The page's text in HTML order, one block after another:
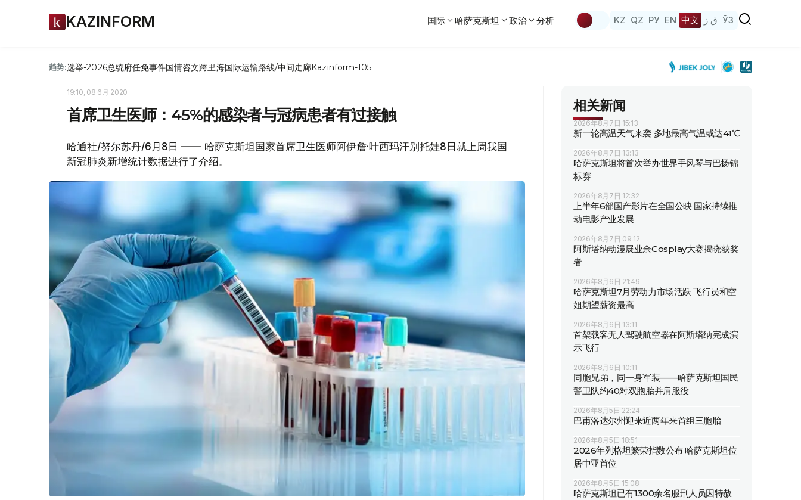
KAZINFORM 国际 哈萨克斯坦 政治 分析 KZ QZ РУ EN 中文 ق ز ЎЗ
趋势:选举-2026总统府任免事件国情咨文跨里海国际运输路线/中间走廊Kazinform-105
19:10, 08 6月 2020
首席卫生医师：45%的感染者与冠病患者有过接触
哈通社/努尔苏丹/6月8日 —— 哈萨克斯坦国家首席卫生医师阿伊詹·叶西玛汗别托娃8日就上周我国
新冠肺炎新增统计数据进行了介绍。
相关新闻
2026年8月7日 15:13
新一轮高温天气来袭 多地最高气温或达41℃
2026年8月7日 13:13
哈萨克斯坦将首次举办世界手风琴与巴扬锦
标赛
2026年8月7日 12:32
上半年6部国产影片在全国公映 国家持续推
动电影产业发展
2026年8月7日 09:12
阿斯塔纳动漫展业余Cosplay大赛揭晓获奖
者
2026年8月6日 21:49
哈萨克斯坦7月劳动力市场活跃 飞行员和空
姐期望薪资最高
2026年8月6日 13:11
首架载客无人驾驶航空器在阿斯塔纳完成演
示飞行
2026年8月6日 10:11
同胞兄弟，同一身军装——哈萨克斯坦国民
警卫队约40对双胞胎并肩服役
2026年8月5日 22:24
巴甫洛达尔州迎来近两年来首组三胞胎
2026年8月5日 18:51
2026年列格坦繁荣指数公布 哈萨克斯坦位
居中亚首位
2026年8月5日 15:08
哈萨克斯坦已有1300余名服刑人员因特赦